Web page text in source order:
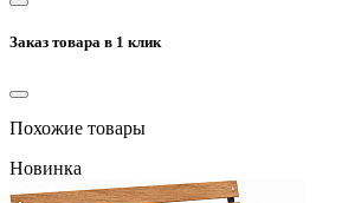
Заказ товара в 1 клик
Похожие товары
Новинка